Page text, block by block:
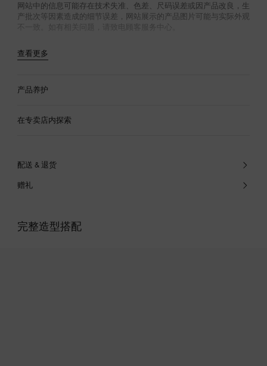
网站中的信息可能存在技术失准、色差、尺码误差或因产品改良，生
产批次等因素造成的细节误差，网站展示的产品图片可能与实际外观
不一致。如有相关问题，请致电顾客服务中心。
查看更多
产品养护
在专卖店内探索
配送 & 退货
赠礼
完整造型搭配